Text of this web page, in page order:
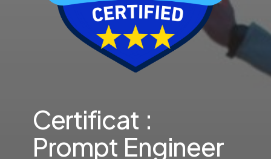
Certificat :
Prompt Engineer